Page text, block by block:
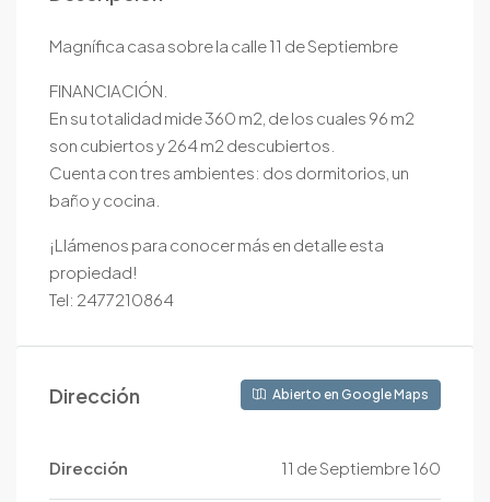
Magnífica casa sobre la calle 11 de Septiembre
FINANCIACIÓN.
En su totalidad mide 360 m2, de los cuales 96 m2
son cubiertos y 264 m2 descubiertos.
Cuenta con tres ambientes: dos dormitorios, un
baño y cocina.
¡Llámenos para conocer más en detalle esta
propiedad!
Tel: 2477210864
Dirección Abierto en Google Maps
Dirección 11 de Septiembre 160